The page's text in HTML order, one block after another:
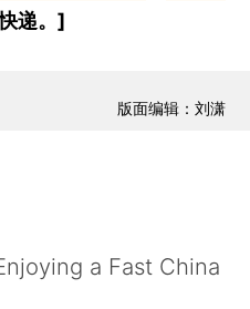
递。]
版面编辑：刘潇
a Fast China